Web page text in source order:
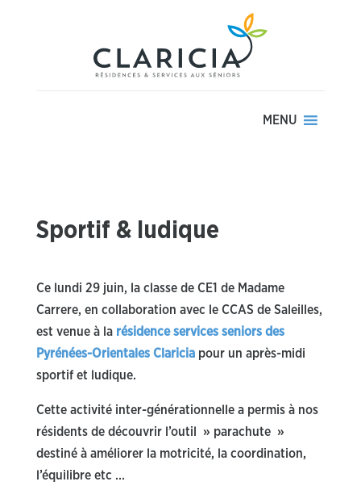
MENU
Sportif & ludique
Ce lundi 29 juin, la classe de CE1 de Madame
Carrere, en collaboration avec le CCAS de Saleilles,
est venue à la résidence services seniors des
Pyrénées-Orientales Clariciapour un après-midi
sportif et ludique.
Cette activité inter-générationnelle a permis à nos
résidents de découvrir l’outil » parachute »
destiné à améliorer la motricité, la coordination,
l’équilibre etc …